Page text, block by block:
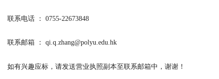
联系电话 ： 0755-22673848
联系邮箱 ：qi.q.zhang@polyu.edu.hk
如有兴趣应标，请发送营业执照副本至联系邮箱中，谢谢！